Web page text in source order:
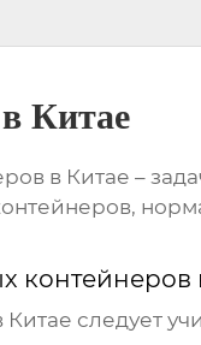
Китае
в Китае –
контейнеров
Китае следует